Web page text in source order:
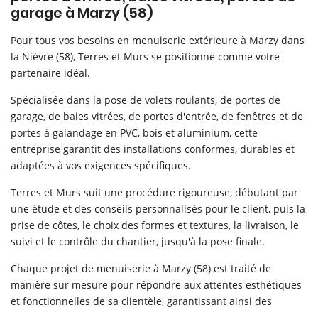
& isolation
Menuiserie
& sols
En images
Avis
Actualités
06 12 98 05
Rejoignez-
garage à Marzy (58)
Pour tous vos besoins en menuiserie extérieure à Marzy dans
la Nièvre (58), Terres et Murs se positionne comme votre
partenaire idéal.
Spécialisée dans la pose de volets roulants, de portes de
garage, de baies vitrées, de portes d'entrée, de fenêtres et de
portes à galandage en PVC, bois et aluminium, cette
entreprise garantit des installations conformes, durables et
adaptées à vos exigences spécifiques.
Terres et Murs suit une procédure rigoureuse, débutant par
une étude et des conseils personnalisés pour le client, puis la
prise de côtes, le choix des formes et textures, la livraison, le
suivi et le contrôle du chantier, jusqu'à la pose finale.
Chaque projet de menuiserie à Marzy (58) est traité de
manière sur mesure pour répondre aux attentes esthétiques
et fonctionnelles de sa clientèle, garantissant ainsi des